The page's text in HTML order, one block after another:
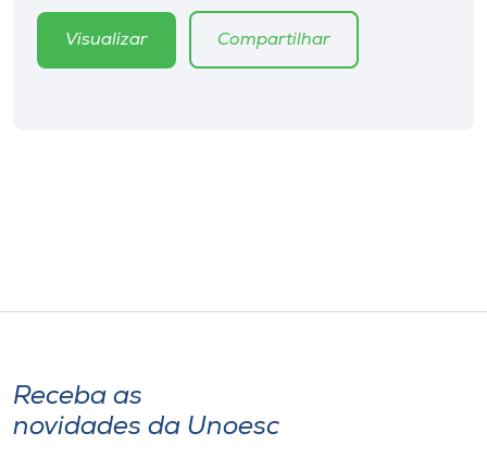
Visualizar Compartilhar
Receba as
novidades da Unoesc